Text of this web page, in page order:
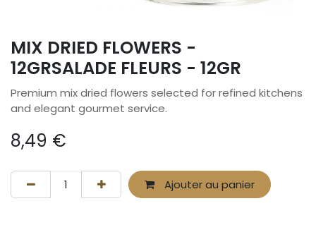
MIX DRIED FLOWERS -
12GRSALADE FLEURS - 12GR
Premium mix dried flowers selected for refined kitchens
and elegant gourmet service.
8,49 €
Ajouter au panier